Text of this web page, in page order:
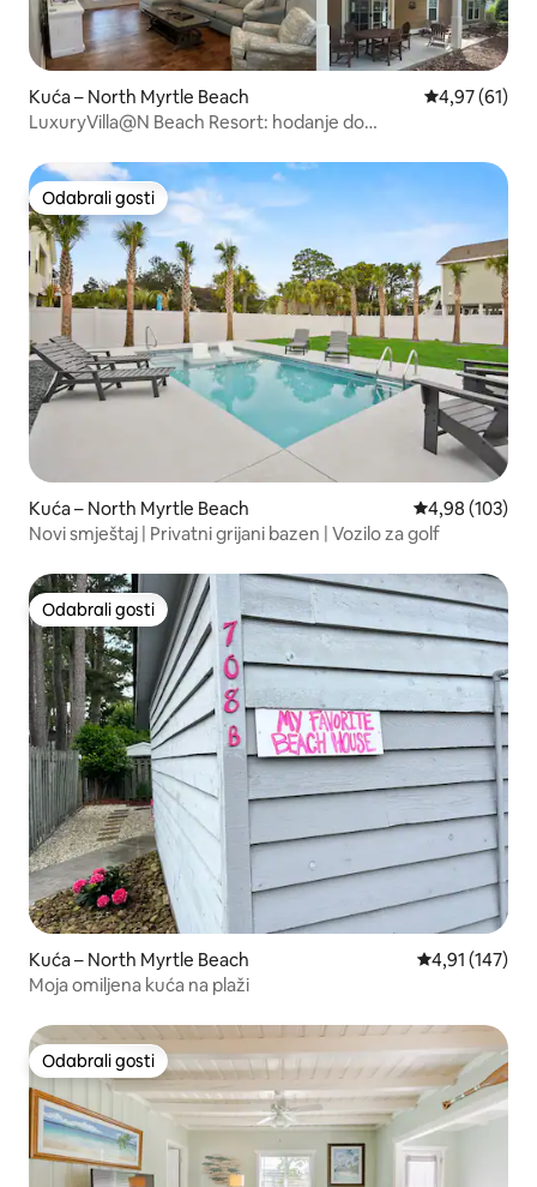
Kuća – North Myrtle Beach Prosječna
4,97 (61)
LuxuryVilla@N Beach Resort: hodanje do
Odabrali gosti
Odabrali gosti
Kuća – North Myrtle Beach Prosječna
4,98 (103)
Novi smještaj | Privatni grijani bazen | Vozilo za golf
Odabrali gosti
Odabrali gosti
Kuća – North Myrtle Beach Prosječna
4,91 (147)
Moja omiljena kuća na plaži
Odabrali gosti
Odabrali gosti